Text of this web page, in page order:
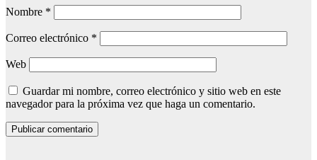
Nombre *
Correo electrónico *
Web
Guardar mi nombre, correo electrónico y sitio web en este
navegador para la próxima vez que haga un comentario.